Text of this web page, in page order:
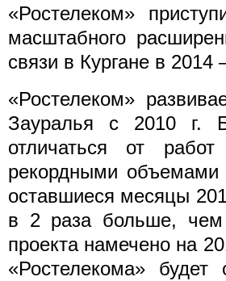
«Ростелеком»
масштабного
связи в Кургане в 2014
«Ростелеком»
Зауралья с 2010 г.
отличаться от
рекордными объемами
оставшиеся месяцы
в 2 раза больше,
проекта намечено на
«Ростелекома»